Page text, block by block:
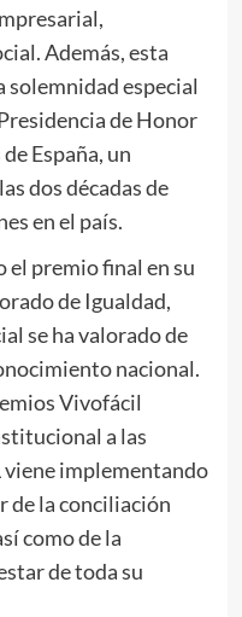
Además, esta
especial
de Honor
España, un
dos décadas de
en el país.
el premio final en su
de Igualdad,
se ha valorado de
nacional.
Vivofácil
a las
implementando
de la conciliación
como de la
de toda su